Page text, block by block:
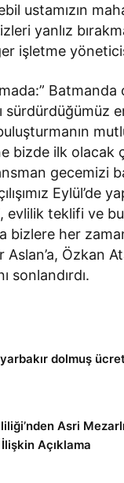
ustamızın
yanlız
işletme
sürdürdüğümüz
bizde ilk olacak
gecemizi
evlilik teklifi ve
bizlere her
Aslan’a, Özkan
sonlandırdı.
dolmuş
Asri
İlişkin Açıklama